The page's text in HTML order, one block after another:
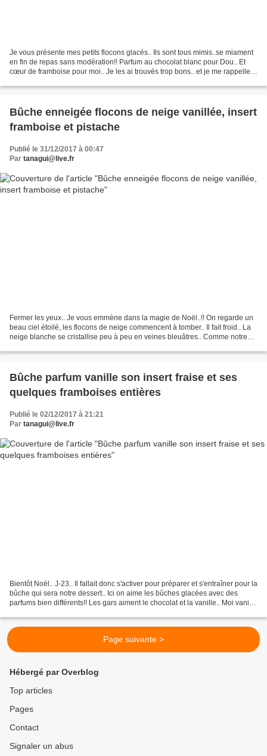
Je vous présente mes petits flocons glacés.. Ils sont tous mimis..se miament
en fin de repas sans modération!! Parfum au chocolat blanc pour Dou.. Et
cœur de framboise pour moi.. Je les ai trouvés trop bons.. et je me rappelle
Bûche enneigée flocons de neige vanillée, insert
framboise et pistache
Publié le 31/12/2017 à 00:47
Par tanagui@live.fr
Fermer les yeux.. Je vous emmène dans la magie de Noël..!! On regarde un
beau ciel étoilé, les flocons de neige commencent à tomber.. Il fait froid.. La
neige blanche se cristallise peu à peu en veines bleuâtres.. Comme notre
Bûche parfum vanille son insert fraise et ses
quelques framboises entières
Publié le 02/12/2017 à 21:21
Par tanagui@live.fr
Bientôt Noël.. J-23.. Il fallait donc s'activer pour préparer et s'entraîner pour la
bûche qui sera notre dessert.. Ici on aime les bûches glacées avec des
parfums bien différents!! Les gars aiment le chocolat et la vanille.. Moi vanille
Page suivante >
Hébergé par Overblog
Top articles
Pages
Contact
Signaler un abus